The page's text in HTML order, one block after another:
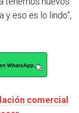
eso es lo lindo”,
comercial